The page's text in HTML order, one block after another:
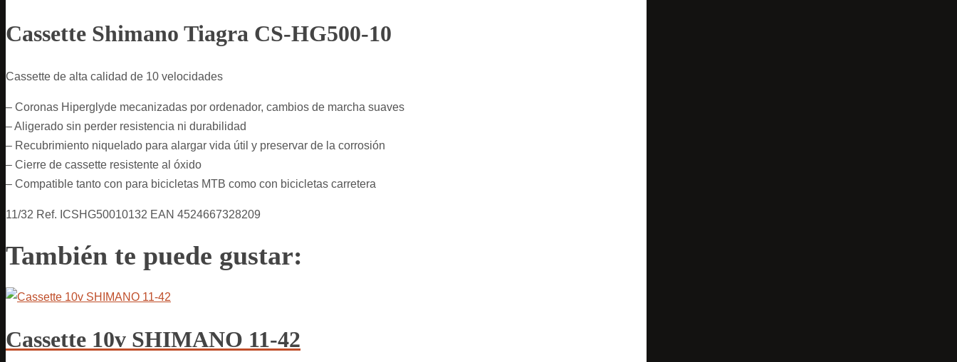
Cassette Shimano Tiagra CS-HG500-10
Cassette de alta calidad de 10 velocidades
– Coronas Hiperglyde mecanizadas por ordenador, cambios de marcha suaves
– Aligerado sin perder resistencia ni durabilidad
– Recubrimiento niquelado para alargar vida útil y preservar de la corrosión
– Cierre de cassette resistente al óxido
– Compatible tanto con para bicicletas MTB como con bicicletas carretera
11/32 Ref. ICSHG50010132 EAN 4524667328209
También te puede gustar:
Cassette 10v SHIMANO 11-42